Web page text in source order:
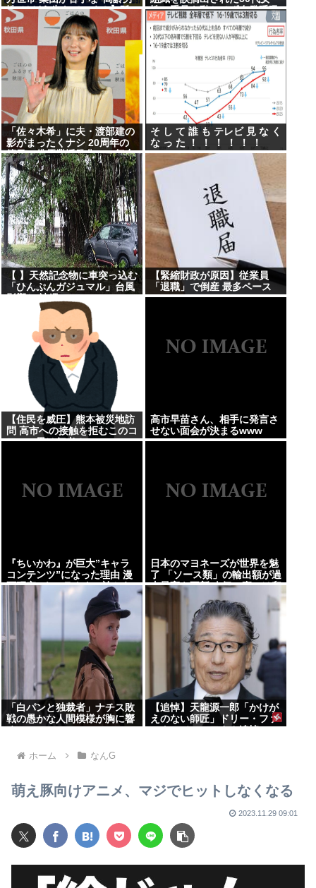
性”はどう生きていく？】孤
独死のリスクも…専門家 「8
日以上見つからないのも圧倒
的に男性」
性、手足も動かせず自発呼吸
もできない重篤状態に…「意
識はある」
「佐々木希」に夫・渡部建の
影がまったくナシ 20周年の
節目に俳優業活発化への舞台
裏
そ し て 誰 も テレビ 見 な く
な っ た ！ ！ ！ ！ ！ ！
【 】天然記念物に車突っ込む
「ひんぷんガジュマル」台風
影響か 沖縄
【緊縮財政が原因】従業員
「退職」で倒産 最多ペース
【住民を威圧】熊本被災地訪
問 高市への接触を拒むこのコ
ワモテ男は何者？
高市早苗さん、相手に発言さ
せない面会が決まるwww
『ちいかわ』が巨大”キャラ
コンテンツ”になった理由 漫
画研究&キャラクター論から
紐解く
日本のマヨネーズが世界を魅
了 「ソース類」の輸出額が過
去最高を更新 人気の裏には卵
黄のコク アメリカでは”日本
「白パンと独裁者」ナチス敗
戦の愚かな人間模様が胸に響
く
【追悼】天龍源一郎「かけが
えのない師匠」ドリー・ファ
ンク・ジュニアさん追悼
ホーム なんG
萌え豚向けアニメ、マジでヒットしなくなる
2023.11.29 09:01